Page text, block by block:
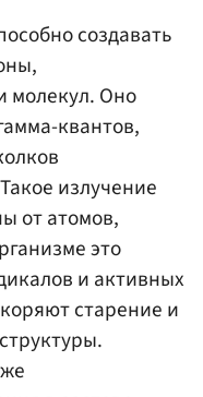
создавать
молекул. Оно
квантов,
излучение
от атомов,
это
и активных
старение и